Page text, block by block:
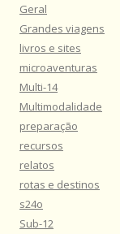
Geral
Grandes viagens
livros e sites
microaventuras
Multi-14
Multimodalidade
preparação
recursos
relatos
rotas e destinos
s24o
Sub-12